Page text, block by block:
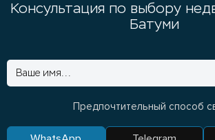
Консультация по выбору
Батуми
Предпочтительный способ